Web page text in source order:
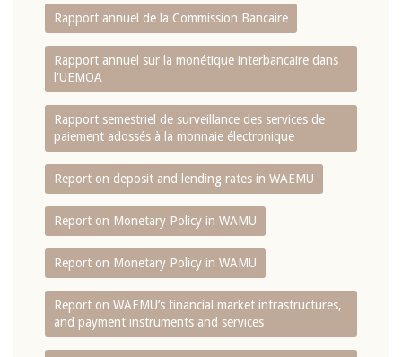
Rapport annuel de la Commission Bancaire
Rapport annuel sur la monétique interbancaire dans
l'UEMOA
Rapport semestriel de surveillance des services de
paiement adossés à la monnaie électronique
Report on deposit and lending rates in WAEMU
Report on Monetary Policy in WAMU
Report on Monetary Policy in WAMU
Report on WAEMU’s financial market infrastructures,
and payment instruments and services